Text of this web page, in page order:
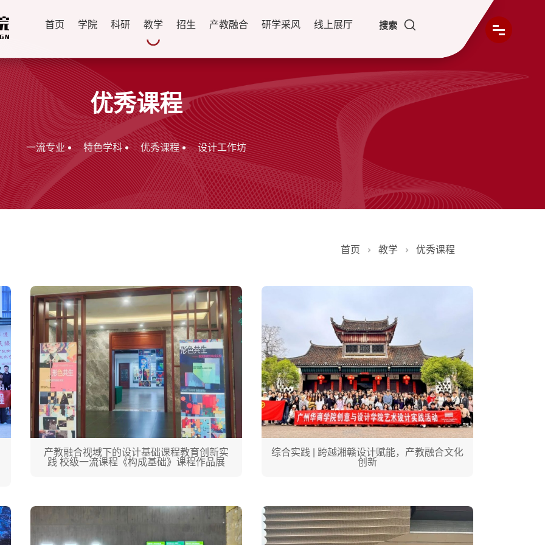
首页 学院 科研 教学 招生 产教融合 研学采风 线上展厅 搜索
学院简介
优秀课程
一流专业 特色学科 优秀课程 设计工作坊
首页 教学 优秀课程
产教融合视域下的设计基础课程教育创新实
践 校级一流课程《构成基础》课程作品展
综合实践 | 跨越湘赣设计赋能，产教融合文化
创新